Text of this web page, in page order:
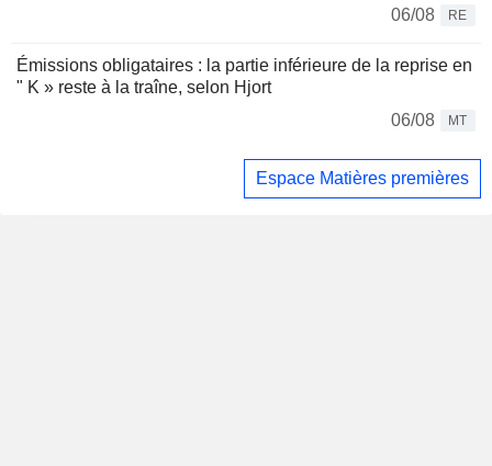
06/08 RE
Émissions obligataires : la partie inférieure de la reprise en
" K » reste à la traîne, selon Hjort
06/08
MT
Espace Matières premières